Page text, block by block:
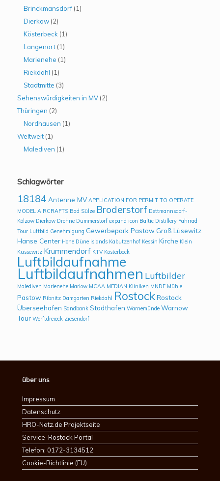
Brinckmansdorf (1)
Dierkow (2)
Kösterbeck (1)
Langenort (1)
Marienehe (1)
Riekdahl (1)
Stadtmitte (3)
Sehenswürdigkeiten in MV (2)
Thüringen (2)
Nordhausen (1)
Weltweit (1)
Malediven (1)
Schlagwörter
18184 Antenne MV APPLICATION FOR PERMIT TO OPERATE
MODEL AIRCRAFTS Bad Sülze Broderstorf Dettmannsdorf-
Kölzow Dierkow Drohne Dummerstorf expand icon Baltic Distillery Fahrrad
Tour Luftbild Genehmigung Gewerbepark Pastow Groß Lüsewitz
Hanse Center Hohe Düne islands Kabutzenhof Kessin Kirche Klein
Kussewitz Krummendorf KTV Kösterbeck
Luftbildaufnahme
Luftbildaufnahmen Luftbilder
Malediven Marienehe Marlow MCAA MEDIAN Kliniken MNDF Mühle
Pastow Ribnitz Damgarten Riekdahl RostockRostock
Überseehafen Sandbank Stadthafen Warnemünde Warnow
Tour Werftdreieck Ziesendorf
über uns
Impressum
Datenschutz
HRO-Netz.de Projektseite
Service-Rostock Portal
Telefon: 0172-3134512
Cookie-Richtlinie (EU)